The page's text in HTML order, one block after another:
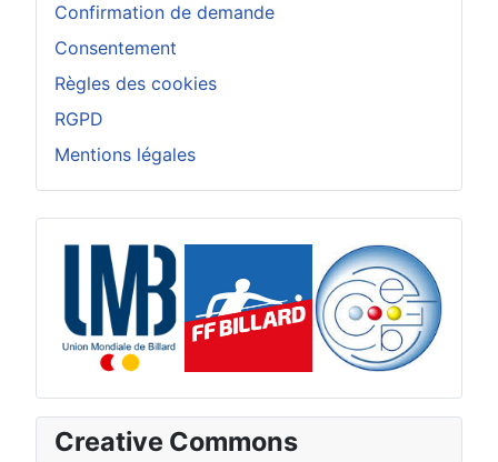
Confirmation de demande
Consentement
Règles des cookies
RGPD
Mentions légales
Creative Commons